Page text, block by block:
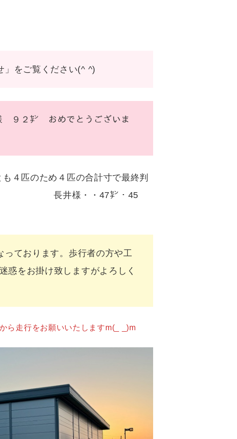
をご覧ください(^ ^)
おめでとうございま
４匹のため４匹の合計寸で最終判
㌢ 長井様・・47㌢・45
おります。歩行者の方や工
惑をお掛け致しますがよろしく
ら走行をお願いいたしますm(_ _)m